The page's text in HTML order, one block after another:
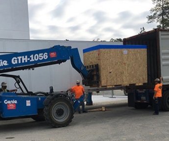
サイト内検索
お問い合わせ 事業所一覧
用語集 リンク集
個
サイトマップ